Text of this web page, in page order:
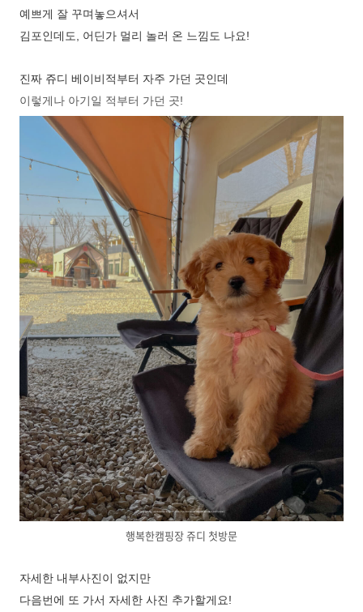
예쁘게 잘 꾸며놓으셔서
김포인데도, 어딘가 멀리 놀러 온 느낌도 나요!
진짜 쥬디 베이비적부터 자주 가던 곳인데
이렇게나 아기일 적부터 가던 곳!
행복한캠핑장 쥬디 첫방문
자세한 내부사진이 없지만
다음번에 또 가서 자세한 사진 추가할게요!